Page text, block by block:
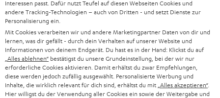
n
g
HIFI-LAUTSPRECHER
SMART HOME
BLUETOOTH-LAUTSPRECHER
KOPFHÖRER
PRESSE & MARKETING
GESCHÄFTSKUNDEN
PARTNERPROGRAMM
BLOG
DEUTSCHLAND
ÖSTERREICH
SCHWEIZ
NIEDERLANDE
Interessen passt. Dafür nutzt Teufel auf diesen Webseiten Cookies und
andere Tracking-Technologien – auch von Dritten - und setzt Dienste zur
Personalisierung ein.
Mit Cookies verarbeiten wir und andere Marketingpartner Daten von dir und
lernen, was dir gefällt - durch dein Verhalten auf unserer Website und
Informationen von deinem Endgerät. Du hast es in der Hand: Klickst du auf
„Alles ablehnen“ bestätigst du unsere Grundeinstellung, bei der wir nur
erforderliche Cookies aktivieren. Damit erhältst du zwar Empfehlungen,
diese werden jedoch zufällig ausgewählt. Personalisierte Werbung und
Inhalte, die wirklich relevant für dich sind, erhältst du mit „Alles akzeptieren“.
Hier willigst du der Verwendung aller Cookies ein sowie der Weitergabe und